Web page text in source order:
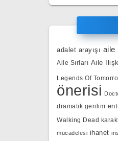
adalet arayışı aile
Aile Sırları Aile
Legends Of
önerisi
dramatik gerilim
Walking Dead
mücadelesi ihanet